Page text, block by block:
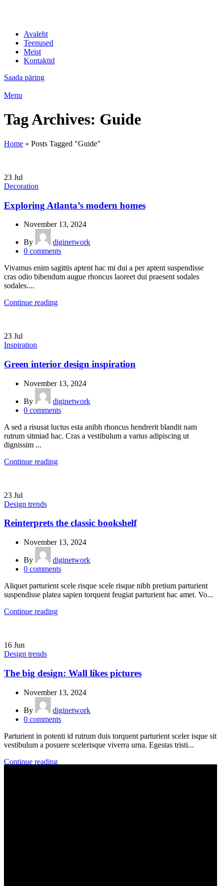
Avaleht
Teenused
Meist
Kontaktid
Saada päring
Menu
Tag Archives: Guide
Home » Posts Tagged "Guide"
23 Jul
Decoration
Exploring Atlanta’s modern homes
November 13, 2024
By
diginetwork
0 comments
Vivamus enim sagittis aptent hac mi dui a per aptent suspendisse
cras odio bibendum augue rhoncus laoreet dui praesent sodales
sodales....
Continue reading
23 Jul
Inspiration
Green interior design inspiration
November 13, 2024
By
diginetwork
0 comments
A sed a risusat luctus esta anibh rhoncus hendrerit blandit nam
rutrum sitmiad hac. Cras a vestibulum a varius adipiscing ut
dignissim ...
Continue reading
23 Jul
Design trends
Reinterprets the classic bookshelf
November 13, 2024
By
diginetwork
0 comments
Aliquet parturient scele risque scele risque nibh pretium parturient
suspendisse platea sapien torquent feugiat parturient hac amet. Vo...
Continue reading
16 Jun
Design trends
The big design: Wall likes pictures
November 13, 2024
By
diginetwork
0 comments
Parturient in potenti id rutrum duis torquent parturient sceler isque sit
vestibulum a posuere scelerisque viverra urna. Egestas tristi...
Continue reading